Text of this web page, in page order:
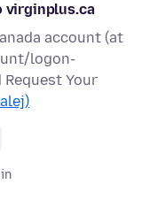
virginplus.ca
account (at
logon-
Your